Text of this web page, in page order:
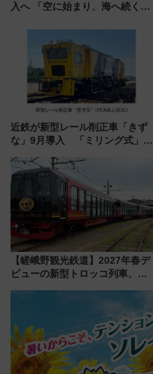
入へ 「空に始まり、海へ続く」
神秘的なデザイン
近鉄が新型レール削正車「きず
な」9月導入 「ミリング式」採
化！安全性や乗り心地の向上に
貢献するだけでなく、全線区で
活躍するための仕組みも
【嵯峨野観光鉄道】2027年春デ
ビューの新型トロッコ列車、い